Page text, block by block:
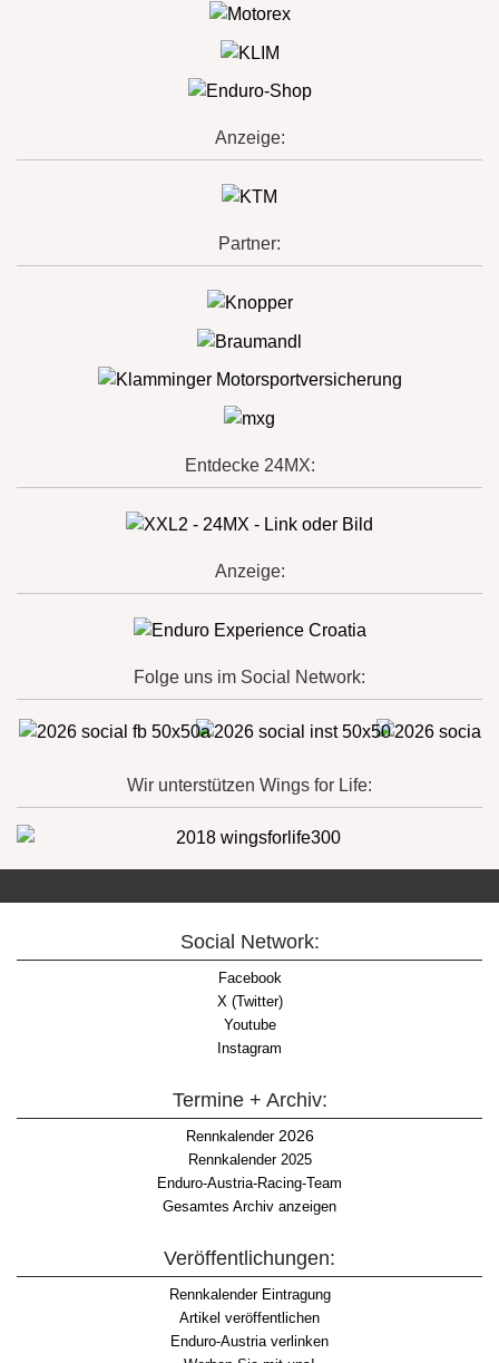
Anzeige:
Partner:
Entdecke 24MX:
Anzeige:
Folge uns im Social Network:
Wir unterstützen Wings for Life:
Social Network:
Facebook
X (Twitter)
Youtube
Instagram
Termine + Archiv:
Rennkalender2026
Rennkalender 2025
Enduro-Austria-Racing-Team
Gesamtes Archiv anzeigen
Veröffentlichungen:
Rennkalender Eintragung
Artikel veröffentlichen
Enduro-Austria verlinken